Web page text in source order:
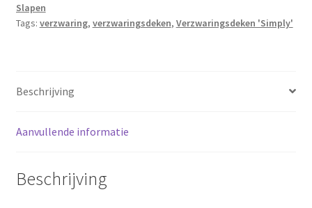
Slapen
Tags: verzwaring, verzwaringsdeken, Verzwaringsdeken 'Simply'
Beschrijving
Aanvullende informatie
Beschrijving